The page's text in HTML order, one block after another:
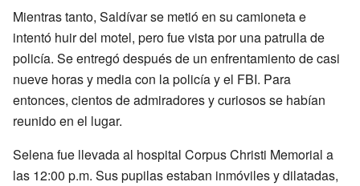
Mientras tanto, Saldívar se metió en su camioneta e
intentó huir del motel, pero fue vista por una patrulla de
policía. Se entregó después de un enfrentamiento de casi
nueve horas y media con la policía y el FBI. Para
entonces, cientos de admiradores y curiosos se habían
reunido en el lugar.
Selena fue llevada al hospital Corpus Christi Memorial a
las 12:00 p.m. Sus pupilas estaban inmóviles y dilatadas,